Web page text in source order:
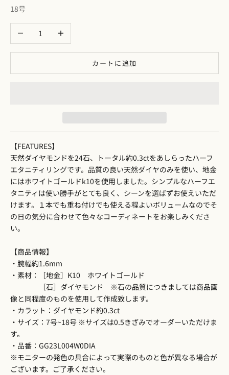
18号
数量を減らす
数量を増やす
カートに追加
【FEATURES】
天然ダイヤモンドを24石、トータル約0.3ctをあしらったハーフ
エタニティリングです。品質の良い天然ダイヤのみを使い、地金
にはホワイトゴールドk10を使用しました。シンプルなハーフエ
タニティは使い勝手がとても良く、シーンを選ばずお使えいただ
けます。１本でも重ね付けでも使える程よいボリュームなのでそ
の日の気分に合わせて色々なコーディネートをお楽しみくださ
い。
【商品情報】
・腕幅約1.6mm
・素材：［地金］K10 ホワイトゴールド
［石］ダイヤモンド ※石の品質につきましては商品画
像と同程度のものを使用して作成致します。
・カラット：ダイヤモンド約0.3ct
・サイズ：7号~18号 ※サイズは0.5きざみでオーダーいただけま
す。
・品番：GG23L004W0DIA
※モニターの発色の具合によって実際のものと色が異なる場合が
ございます。ご了承ください。